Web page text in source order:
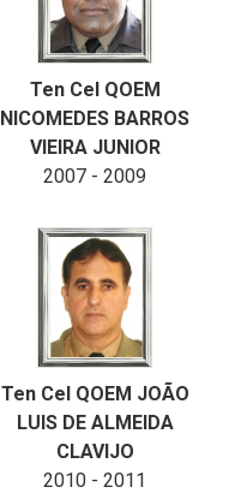
Ten Cel QOEM
NICOMEDES BARROS
VIEIRA JUNIOR
2007 - 2009
Ten Cel QOEM JOÃO
LUIS DE ALMEIDA
CLAVIJO
2010 - 2011